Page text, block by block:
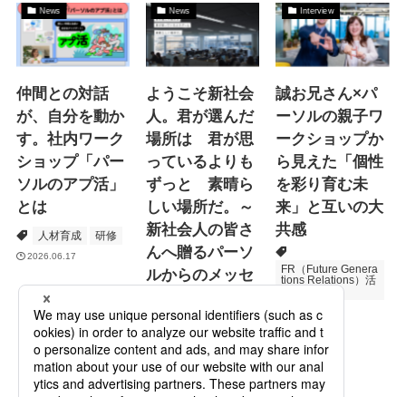
News
仲間との対話
が、自分を動か
す。社内ワーク
ショップ「パー
ソルのアプ活」
とは
人材育成 研修
2026.06.17
News
ようこそ新社会
人。君が選んだ
場所は 君が思
っているよりも
ずっと 素晴ら
しい場所だ。～
新社会人の皆さ
んへ贈るパーソ
ルからのメッセ
Specialized Servic
es
プロモーション
Interview
誠お兄さん×パ
ーソルの親子ワ
ークショップか
ら見えた「個性
を彩り育む未
来」と互いの大
共感
FR（Future Genera
tions Relations）活
次世代育成
2026.06.16